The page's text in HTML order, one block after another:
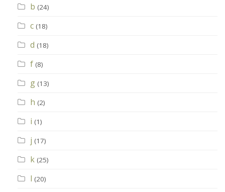
b (24)
c (18)
d (18)
f (8)
g (13)
h (2)
i (1)
j (17)
k (25)
l (20)